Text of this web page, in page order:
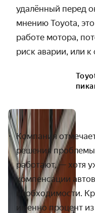
удалённый перед
мнению Toyota,
работе мотора,
риск аварии, или
Компания
решения
работают, — хотя
компенсации
необходимости.
именно процент